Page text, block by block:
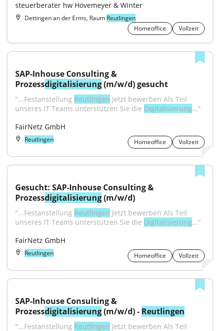
steuerberater hw Hövemeyer & Winter
Dettingen an der Erms, Raum Reutlingen
Homeoffice
Vollzeit
SAP-Inhouse Consulting &
Prozessdigitalisierung (m/w/d) gesucht
"...Festanstellung Reutlingen Jetzt bewerben Als Teil
unseres IT Teams unterstützen Sie die Digitalisierung..."
FairNetz GmbH
Reutlingen Homeoffice Vollzeit
Gesucht: SAP-Inhouse Consulting &
Prozessdigitalisierung (m/w/d)
"...Festanstellung Reutlingen Jetzt bewerben Als Teil
unseres IT Teams unterstützen Sie die Digitalisierung..."
FairNetz GmbH
Reutlingen Homeoffice Vollzeit
SAP-Inhouse Consulting &
Prozessdigitalisierung (m/w/d) - Reutlingen
"...Festanstellung Reutlingen Jetzt bewerben Als Teil